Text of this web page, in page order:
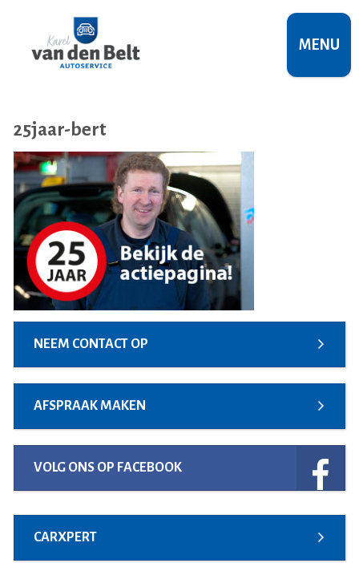
MENU
25jaar-bert
NEEM CONTACT OP
AFSPRAAK MAKEN
VOLG ONS OP FACEBOOK
CARXPERT